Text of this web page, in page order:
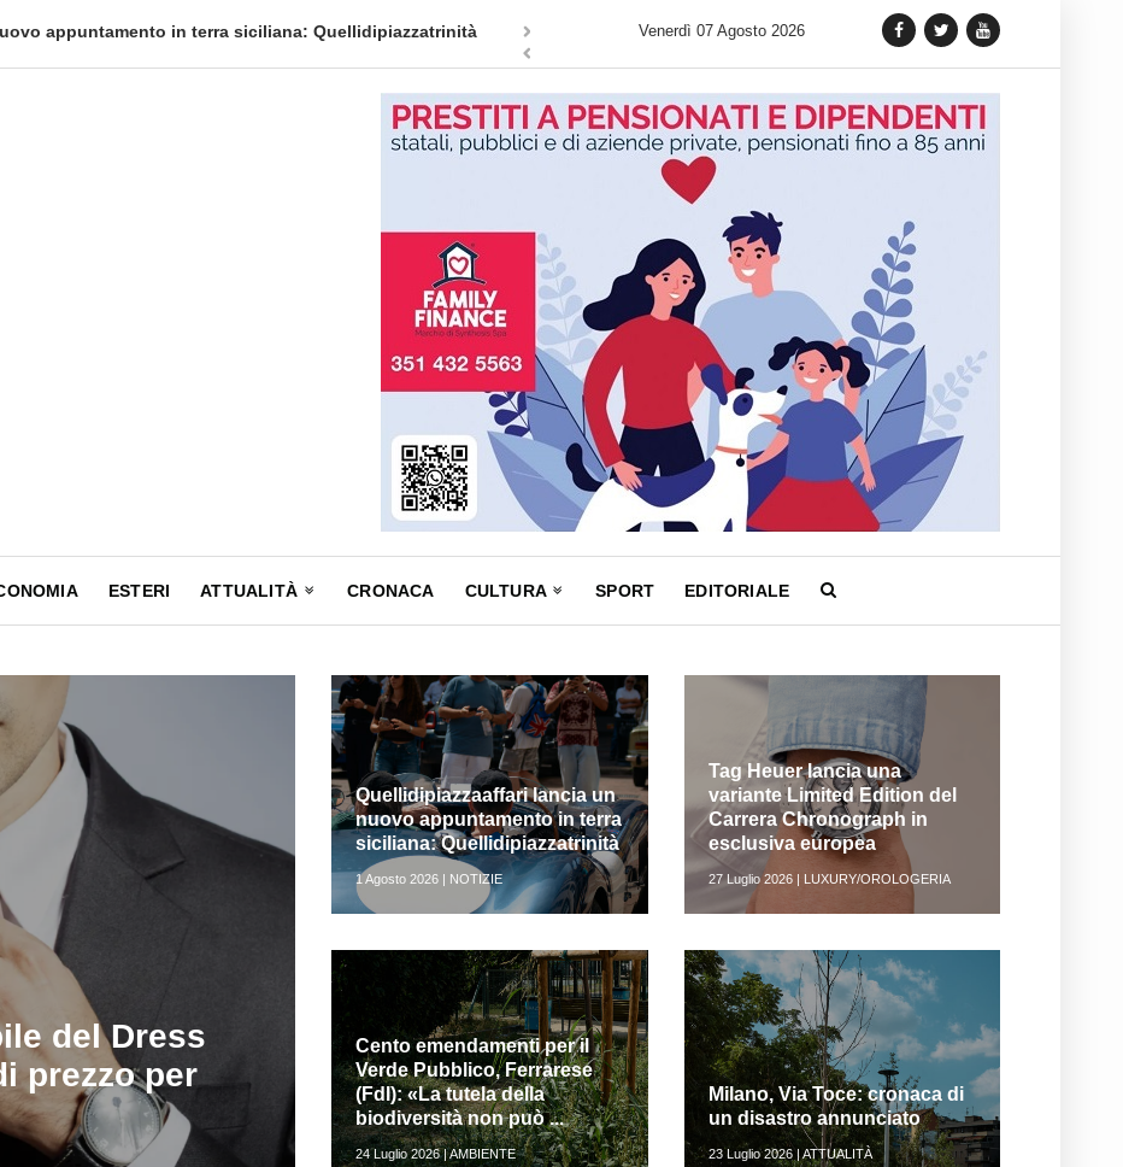
appuntamento in terra siciliana: Quellidipiazzatrinità Tag Heuer lancia una variante Limited Edition del Carrera Chronograph in
Venerdì 07 Agosto 2026
ESTERI ATTUALITÀ CRONACA CULTURA SPORT EDITORIALE
del Dress
prezzo per
Quellidipiazzaaffari lancia un
nuovo appuntamento in terra
siciliana: Quellidipiazzatrinità
1 Agosto 2026 | NOTIZIE
Tag Heuer lancia una
variante Limited Edition del
Carrera Chronograph in
esclusiva europea
27 Luglio 2026 | LUXURY/OROLOGERIA
Cento emendamenti per il
Verde Pubblico, Ferrarese
(FdI): «La tutela della
biodiversità non può ...
24 Luglio 2026 | AMBIENTE
Milano, Via Toce: cronaca di
un disastro annunciato
23 Luglio 2026 | ATTUALITÀ